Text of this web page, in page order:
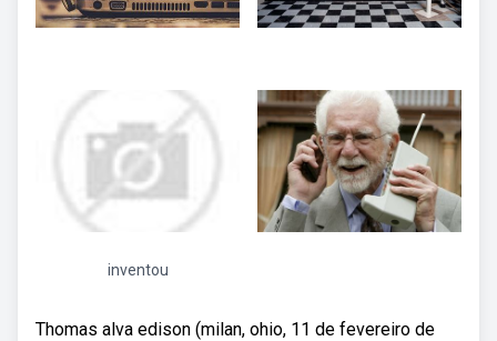
inventou
Thomas alva edison (milan, ohio, 11 de fevereiro de